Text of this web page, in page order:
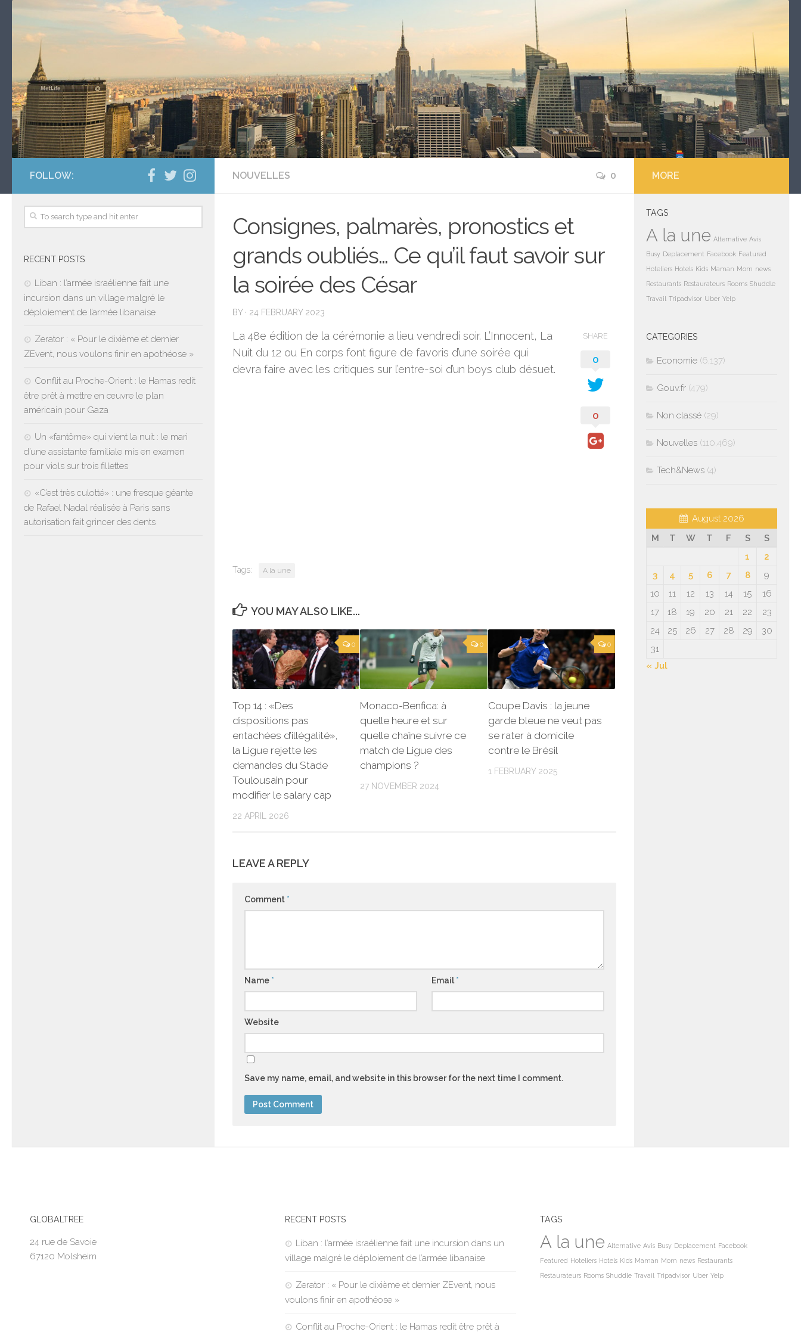
NOUVELLES 0
Consignes, palmarès, pronostics et
grands oubliés… Ce qu’il faut savoir sur
la soirée des César
BY · 24 FEBRUARY 2023
La 48e édition de la cérémonie a lieu vendredi soir. L’Innocent, La
Nuit du 12 ou En corps font figure de favoris d’une soirée qui
devra faire avec les critiques sur l’entre-soi d’un boys club désuet.
SHARE
0
0
Tags: A la une
YOU MAY ALSO LIKE...
0
Top 14 : «Des
dispositions pas
entachées d’illégalité»,
la Ligue rejette les
demandes du Stade
Toulousain pour
modifier le salary cap
22 APRIL 2026
0
Monaco-Benfica: à
quelle heure et sur
quelle chaîne suivre ce
match de Ligue des
champions ?
27 NOVEMBER 2024
0
Coupe Davis : la jeune
garde bleue ne veut pas
se rater à domicile
contre le Brésil
1 FEBRUARY 2025
LEAVE A REPLY
Comment *
Name * Email*
Website
Save my name, email, and website in this browser for the next time I comment.
FOLLOW:
RECENT POSTS
Liban : l’armée israélienne fait une
incursion dans un village malgré le
déploiement de l’armée libanaise
Zerator : « Pour le dixième et dernier
ZEvent, nous voulons finir en apothéose »
Conflit au Proche-Orient : le Hamas redit
être prêt à mettre en œuvre le plan
américain pour Gaza
Un «fantôme» qui vient la nuit : le mari
d’une assistante familiale mis en examen
pour viols sur trois fillettes
«C’est très culotté» : une fresque géante
de Rafael Nadal réalisée à Paris sans
autorisation fait grincer des dents
MORE
TAGS
A la une Alternative Avis
Busy Deplacement Facebook Featured
Hoteliers Hotels Kids Maman Mom news
Restaurants Restaurateurs Rooms Shuddle
Travail Tripadvisor Uber Yelp
CATEGORIES
Economie (6,137)
Gouv.fr (479)
Non classé (29)
Nouvelles (110,469)
Tech&News (4)
August 2026
M
T W T F S
S
1
2
3
4 5 6 7 8
9
10
11 12 13 14 15
16
17
18 19 20 21 22
23
24
25 26 27 28 29
30
31
« Jul
GLOBALTREE
24 rue de Savoie
67120 Molsheim
RECENT POSTS
Liban : l’armée israélienne fait une incursion dans un
village malgré le déploiement de l’armée libanaise
Zerator : « Pour le dixième et dernier ZEvent, nous
voulons finir en apothéose »
Conflit au Proche-Orient : le Hamas redit être prêt à
TAGS
A la une Alternative Avis Busy Deplacement Facebook
Featured Hoteliers Hotels Kids Maman Mom news Restaurants
Restaurateurs Rooms Shuddle Travail Tripadvisor Uber Yelp